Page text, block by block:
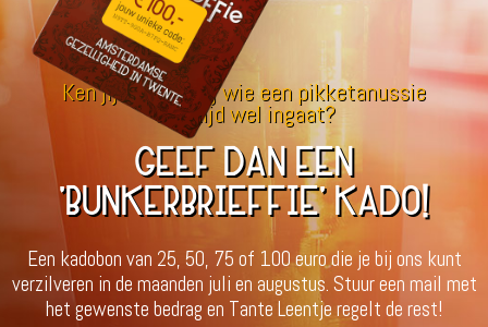
Ken jij iemand bij wie een pikketanussie
er altijd wel ingaat?
GEEF DAN EEN
'BUNKERBRIEFFIE' KADO!
Een kadobon van 25, 50, 75 of 100 euro die je bij ons kunt
verzilveren in de maanden juli en augustus. Stuur een mail met
het gewenste bedrag en Tante Leentje regelt de rest!